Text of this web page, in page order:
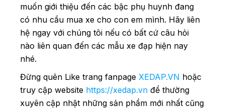
muốn giới thiệu đến các bậc phụ huynh đang
có nhu cầu mua xe cho con em mình. Hãy liên
hệ ngay với chúng tôi nếu có bất cứ câu hỏi
nào liên quan đến các mẫu xe đạp hiện nay
nhé.
Đừng quên Like trang fanpage XEDAP.VN hoặc
truy cập website https://xedap.vn để thường
xuyên cập nhật những sản phẩm mới nhất cũng